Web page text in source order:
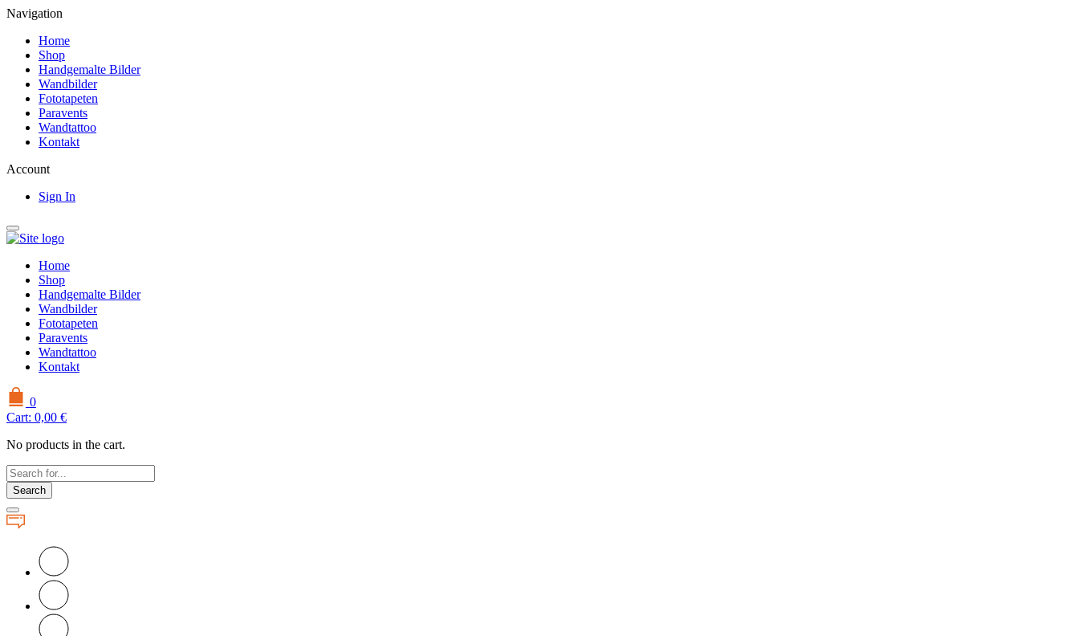
Navigation
Home
Shop
Handgemalte Bilder
Wandbilder
Fototapeten
Paravents
Wandtattoo
Kontakt
Account
Sign In
Home
Shop
Handgemalte Bilder
Wandbilder
Fototapeten
Paravents
Wandtattoo
Kontakt
0
Cart: 0,00 €
No products in the cart.
Search